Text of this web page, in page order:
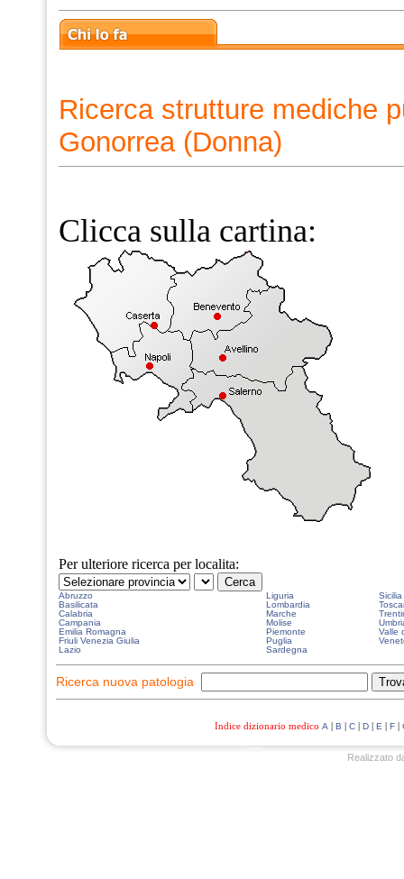
Ricerca strutture mediche
Gonorrea (Donna)
Clicca sulla cartina:
Per ulteriore ricerca per localita:
Abruzzo Liguria
Sicilia
Basilicata
Lombardia
Calabria
Marche
Campania
Molise
Emilia Romagna
Piemonte
Valle
Friuli Venezia Giulia
Puglia
Lazio
Sardegna
Ricerca nuova patologia
Indice dizionario medico A | B | C | D | E | F |
Realizzato